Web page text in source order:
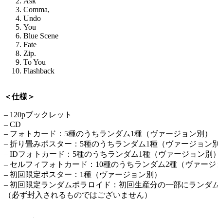
Comma,
Undo
You
Blue Scene
Fate
Zip.
To You
Flashback
＜仕様＞
– 120pブックレット
– CD
– フォトカード：5種のうちランダム1種（ヴァージョン別）
– 折り畳みポスター：5種のうちランダム1種（ヴァージョン別
– IDフォトカード：5種のうちランダム1種（ヴァージョン別）
– セルフィフォトカード：10種のうちランダム2種（ヴァージ
– 初回限定ポスター：1種（ヴァージョン別）
– 初回限定ランダムポラロイド：初回生産分の一部にランダ
（必ず封入されるものではございません）